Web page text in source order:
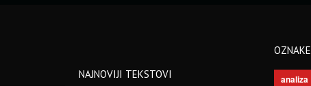
NAJNOVIJI TEKSTOVI
OZNAKE
analiza